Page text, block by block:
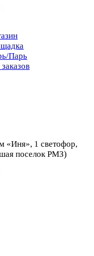
Парь
«Иня», 1 светофор,
поселок РМЗ)